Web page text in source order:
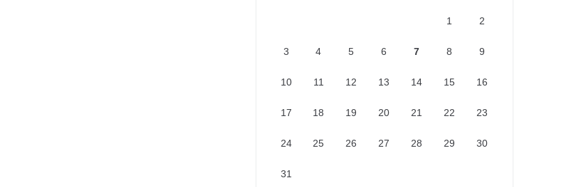
1 2
3 4 5 6 7 8 9
10 11 12 13 14 15 16
17 18 19 20 21 22 23
24 25 26 27 28 29 30
31